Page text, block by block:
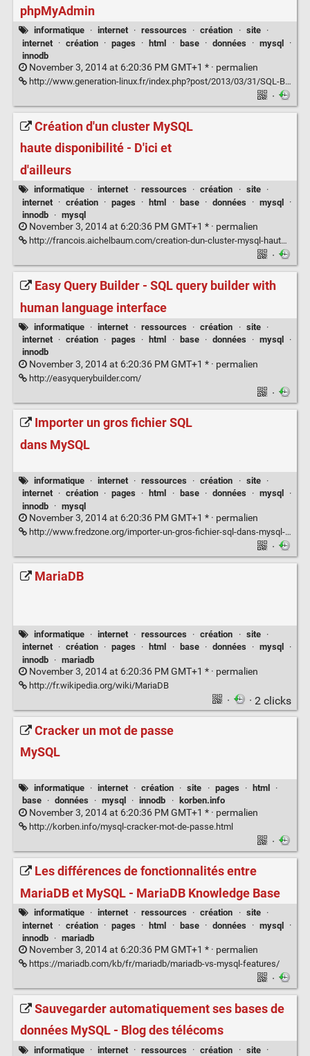
phpMyAdmin
informatique · internet · ressources · création · site
·
internet
· création · pages · html · base · données · mysql ·
innodb
November 3, 2014 at 6:20:36 PM GMT+1 * · permalien
http://www.generation-linux.fr/index.php?post/2013/03/31/SQL-Buddy%2C-une-alternative-tr%C3%A8s-l%C3%A9g%C3%A8re-%C3%A0-phpMyAdmin
·
Création d'un cluster MySQL
haute disponibilité - D'ici et
d'ailleurs
informatique · internet · ressources · création · site
·
internet
· création · pages · html · base · données · mysql ·
innodb
· mysql
November 3, 2014 at 6:20:36 PM GMT+1 * · permalien
http://francois.aichelbaum.com/creation-dun-cluster-mysql-haute-disponibilite/
·
Easy Query Builder - SQL query builder with
human language interface
informatique · internet · ressources · création · site
·
internet
· création · pages · html · base · données · mysql
·
innodb
November 3, 2014 at 6:20:36 PM GMT+1 * · permalien
http://easyquerybuilder.com/
·
Importer un gros fichier SQL
dans MySQL
informatique · internet · ressources · création · site
·
internet
· création · pages · html · base · données · mysql
·
innodb
· mysql
November 3, 2014 at 6:20:36 PM GMT+1 * · permalien
http://www.fredzone.org/importer-un-gros-fichier-sql-dans-mysql-243#utm_source=feed&utm_medium=feed&utm_campaign=feed
·
MariaDB
informatique · internet · ressources · création · site
·
internet
· création · pages · html · base · données · mysql
·
innodb
· mariadb
November 3, 2014 at 6:20:36 PM GMT+1 * · permalien
http://fr.wikipedia.org/wiki/MariaDB
· · 2 clicks
Cracker un mot de passe
MySQL
informatique · internet · création · site · pages · html
·
base
· données · mysql · innodb · korben.info
November 3, 2014 at 6:20:36 PM GMT+1 * · permalien
http://korben.info/mysql-cracker-mot-de-passe.html
·
Les différences de fonctionnalités entre
MariaDB et MySQL - MariaDB Knowledge Base
informatique · internet · ressources · création · site
·
internet
· création · pages · html · base · données · mysql ·
innodb
· mariadb
November 3, 2014 at 6:20:36 PM GMT+1 * · permalien
https://mariadb.com/kb/fr/mariadb/mariadb-vs-mysql-features/
·
Sauvegarder automatiquement ses bases de
données MySQL - Blog des télécoms
informatique · internet · ressources · création · site
·